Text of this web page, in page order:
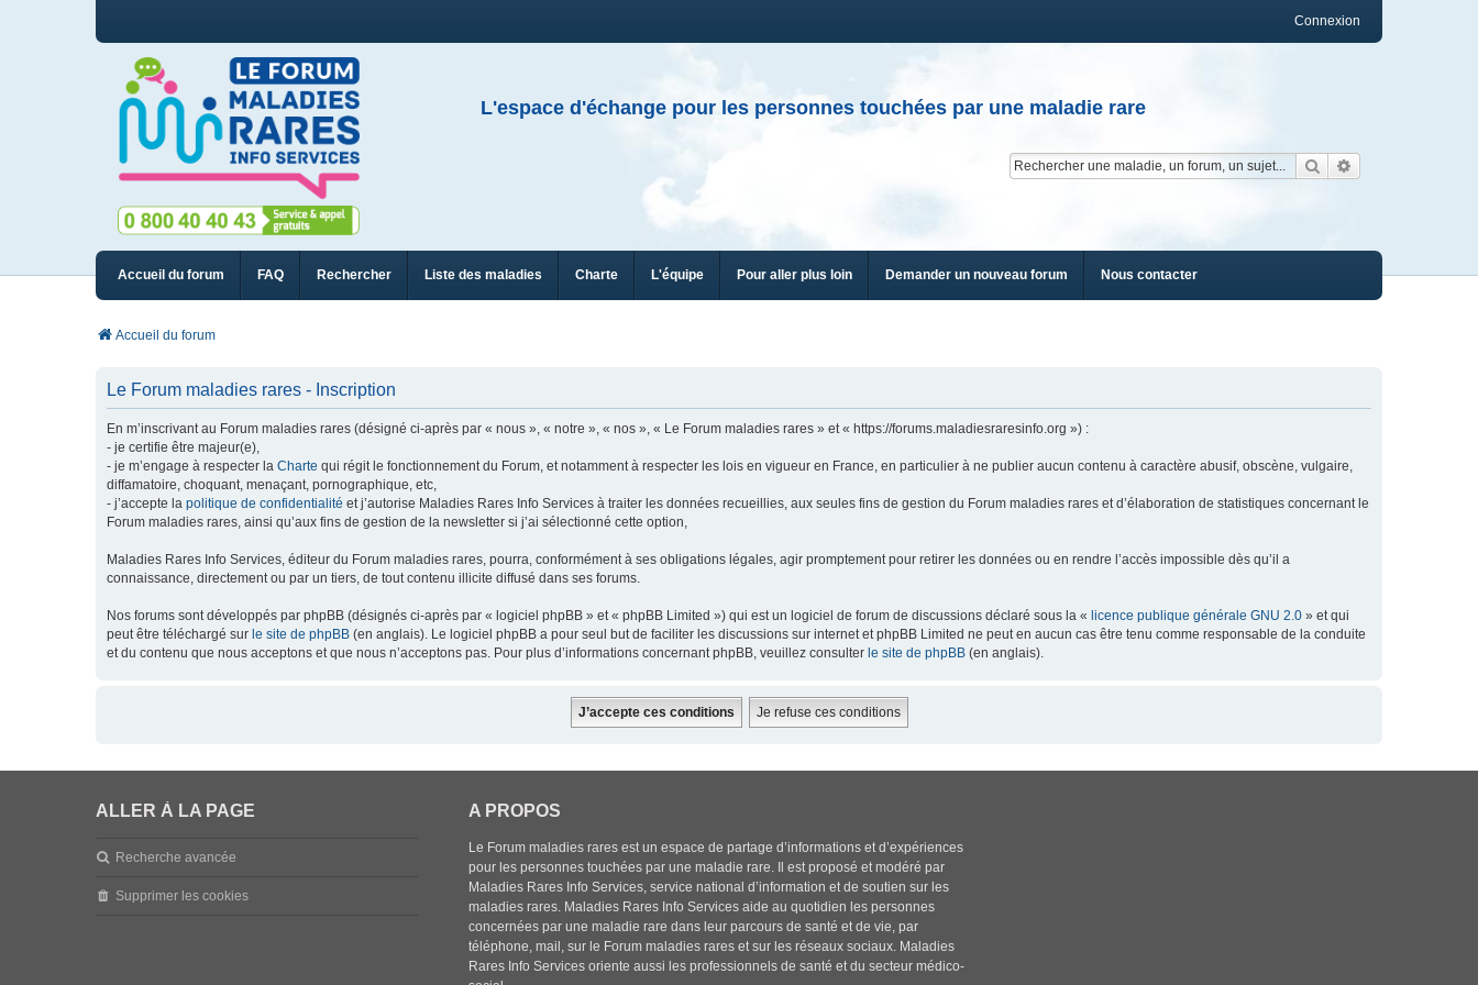
Connexion
L'espace d'échange pour les personnes touchées par une maladie rare
Rechercher
Accueil du forum FAQ Rechercher Liste des maladies Charte L'équipe Pour aller plus loin Demander un nouveau forum Nous contacter
Accueil du forum
Le Forum maladies rares - Inscription
En m’inscrivant au Forum maladies rares (désigné ci-après par « nous », « notre », « nos », « Le Forum maladies rares » et « https://forums.maladiesraresinfo.org ») :
- je certifie être majeur(e),
- je m’engage à respecter la Charte qui régit le fonctionnement du Forum, et notamment à respecter les lois en vigueur en France, en particulier à ne publier aucun contenu à caractère abusif, obscène, vulgaire,
diffamatoire, choquant, menaçant, pornographique, etc,
- j’accepte la politique de confidentialité et j’autorise Maladies Rares Info Services à traiter les données recueillies, aux seules fins de gestion du Forum maladies rares et d’élaboration de statistiques concernant le
Forum maladies rares, ainsi qu’aux fins de gestion de la newsletter si j’ai sélectionné cette option,
Maladies Rares Info Services, éditeur du Forum maladies rares, pourra, conformément à ses obligations légales, agir promptement pour retirer les données ou en rendre l’accès impossible dès qu’il a
connaissance, directement ou par un tiers, de tout contenu illicite diffusé dans ses forums.
Nos forums sont développés par phpBB (désignés ci-après par « logiciel phpBB » et « phpBB Limited ») qui est un logiciel de forum de discussions déclaré sous la « licence publique générale GNU 2.0 » et qui
peut être téléchargé sur le site de phpBB (en anglais). Le logiciel phpBB a pour seul but de faciliter les discussions sur internet et phpBB Limited ne peut en aucun cas être tenu comme responsable de la conduite
et du contenu que nous acceptons et que nous n’acceptons pas. Pour plus d’informations concernant phpBB, veuillez consulter le site de phpBB (en anglais).
ALLER À LA PAGE
Recherche avancée
Supprimer les cookies
A PROPOS
Le Forum maladies rares est un espace de partage d’informations et d’expériences
pour les personnes touchées par une maladie rare. Il est proposé et modéré par
Maladies Rares Info Services, service national d’information et de soutien sur les
maladies rares. Maladies Rares Info Services aide au quotidien les personnes
concernées par une maladie rare dans leur parcours de santé et de vie, par
téléphone, mail, sur le Forum maladies rares et sur les réseaux sociaux. Maladies
Rares Info Services oriente aussi les professionnels de santé et du secteur médico-